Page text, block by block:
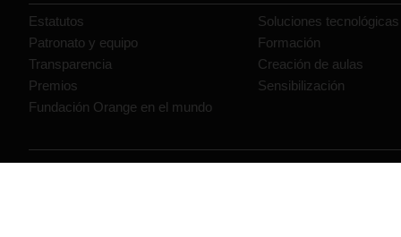
Estatutos
Patronato y equipo
Transparencia
Premios
Fundación Orange en el mundo
Soluciones tecnológicas
Formación
Creación de aulas
Sensibilización